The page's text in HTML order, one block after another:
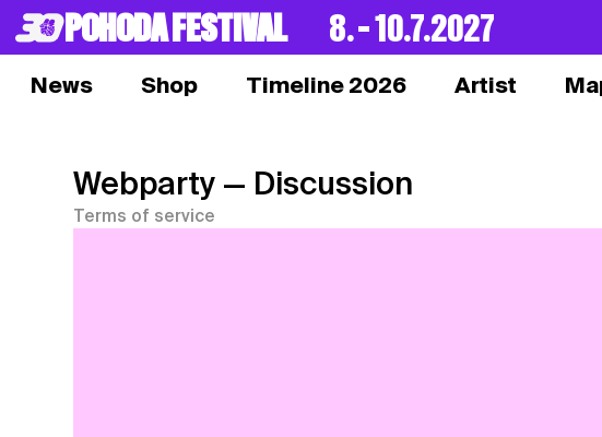
POHODA FESTIVAL 8. – 10.7.2027
News Shop Timeline 2026 Artist
Webparty — Discussion
Terms of service